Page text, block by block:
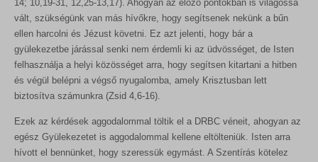
14; 10,19-31, 12,25-13,17). Ahogyan az előző pontokban is világossá
vált, szükségünk van más hívőkre, hogy segítsenek nekünk a bűn
ellen harcolni és Jézust követni. Ez azt jelenti, hogy bár a
gyülekezetbe járással senki nem érdemli ki az üdvösséget, de Isten
felhasználja a helyi közösséget arra, hogy segítsen kitartani a hitben
és végül belépni a végső nyugalomba, amely Krisztusban lett
biztosítva számunkra (Zsid 4,6-16).
Ezek az kérdések aggodalommal töltik el a DRBC véneit, ahogyan az
egész Gyülekezetet is aggodalommal kellene eltölteniük. Isten arra
hívott el bennünket, hogy szeressük egymást. A Szentírás kötelez
woocommerce_items_in_cart
woocommerce_recently_viewed
wordpress_logged_in_*
wordpress_test_cookie
wp_woocommerce_session_*
wp-settings-*
_ga_*
rs6_overview_pagination
sbjs_current
sbjs_current_add
sbjs_first_add
magában foglal, amelyek nem tartoznak a megadott kategóriákba,
vagy amelyeket nem kategorizáltak.
Részletek megjelenítése
MicrosoftApplicationsTelemetryDeviceId
redux_*
ssm_au_c